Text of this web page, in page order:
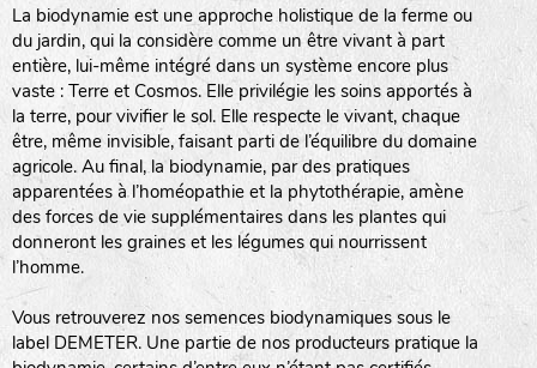
La biodynamie est une approche holistique de la ferme ou
du jardin, qui la considère comme un être vivant à part
entière, lui-même intégré dans un système encore plus
vaste : Terre et Cosmos. Elle privilégie les soins apportés à
la terre, pour vivifier le sol. Elle respecte le vivant, chaque
être, même invisible, faisant parti de l’équilibre du domaine
agricole. Au final, la biodynamie, par des pratiques
apparentées à l’homéopathie et la phytothérapie, amène
des forces de vie supplémentaires dans les plantes qui
donneront les graines et les légumes qui nourrissent
l’homme.
Vous retrouverez nos semences biodynamiques sous le
label DEMETER. Une partie de nos producteurs pratique la
LA RÉFÉRENCE :F BEL20BPA1A (en haut à gauche)
F : Fleurs.
Les autres catégories étant :
: Engrais vert
L: Légumes
A: Aromatiques
biodiversité cultivée